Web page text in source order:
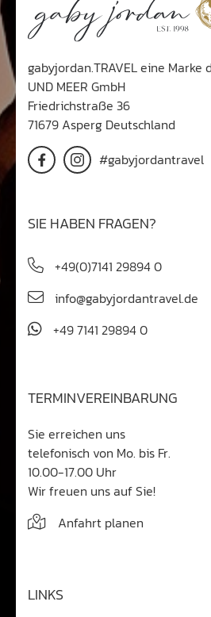
gabyjordan.TRAVEL eine Marke
UND MEER GmbH
Friedrichstraße 36
71679 Asperg Deutschland
#gabyjordantravel
SIE HABEN FRAGEN?
+49(0)7141 29894 0
info@gabyjordantravel.de
+49 7141 29894 0
TERMINVEREINBARUNG
Sie erreichen uns
telefonisch von Mo. bis Fr.
10.00-17.00 Uhr
Wir freuen uns auf Sie!
Anfahrt planen
LINKS